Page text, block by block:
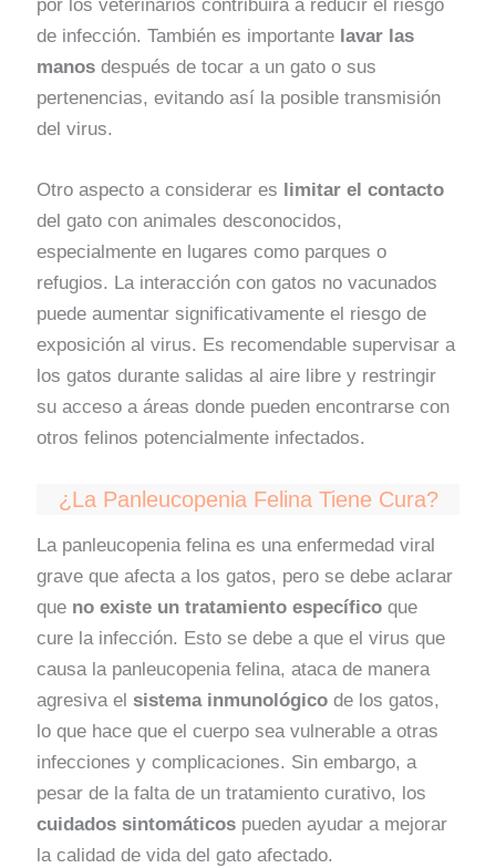
por los veterinarios contribuirá a reducir el riesgo
de infección. También es importante lavar las
manos después de tocar a un gato o sus
pertenencias, evitando así la posible transmisión
del virus.
Otro aspecto a considerar es
limitar el contacto
del gato con animales desconocidos,
especialmente en lugares como parques o
refugios. La interacción con gatos no vacunados
puede aumentar significativamente el riesgo de
exposición al virus. Es recomendable supervisar a
los gatos durante salidas al aire libre y restringir
su acceso a áreas donde pueden encontrarse con
otros felinos potencialmente infectados.
¿La Panleucopenia Felina Tiene Cura?
La panleucopenia felina es una enfermedad viral
grave que afecta a los gatos, pero se debe aclarar
que no existe un tratamiento específico que
cure la infección. Esto se debe a que el virus que
causa la panleucopenia felina, ataca de manera
agresiva elsistema inmunológico de los gatos,
lo que hace que el cuerpo sea vulnerable a otras
infecciones y complicaciones. Sin embargo, a
pesar de la falta de un tratamiento curativo, los
cuidados sintomáticos pueden ayudar a mejorar
la calidad de vida del gato afectado.